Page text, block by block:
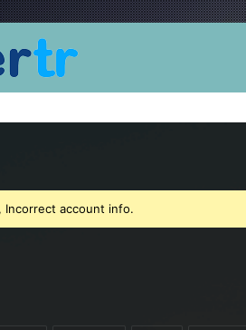
Incorrect account info.